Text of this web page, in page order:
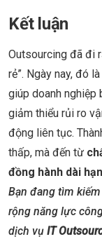
Kết luận
Outsourcing đã đi
rẻ”. Ngày nay, đó là
giúp doanh nghiệp
giảm thiểu rủi ro
động liên tục.
thấp, mà đến từ
đồng hành dài
Bạn đang tìm
rộng năng lực
dịch vụ IT